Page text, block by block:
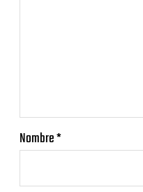
Nombre*